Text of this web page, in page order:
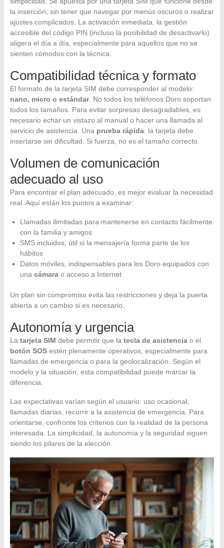
la inserción, sin tener que navegar por menús oscuros o realizar
ajustes complicados. La activación inmediata, la gestión
accesible del código PIN (incluso la posibilidad de desactivarlo)
aligera el día a día, especialmente para aquellos que no se
sienten cómodos con la técnica.
Compatibilidad técnica y formato
El formato de la tarjeta SIM debe corresponder al modelo:
nano, micro o estándar. No todos los teléfonos Doro soportan
todos los tamaños. Para evitar sorpresas desagradables, es
necesario echar un vistazo al manual o hacer una llamada al
servicio de asistencia. Una prueba rápida: la tarjeta debe
insertarse sin dificultad. Si fuerza, no es el tamaño correcto.
Volumen de comunicación
adecuado al uso
Para encontrar el plan adecuado, es mejor evaluar la necesidad
real. Aquí están los puntos a examinar:
Llamadas ilimitadas para mantenerse en contacto fácilmente
con la familia y amigos
SMS incluidos, útil si la mensajería forma parte de los
hábitos
Datos móviles, indispensables para los Doro equipados con
una cámarao acceso a Internet
Un plan sin compromiso evita las restricciones y deja la puerta
abierta a un cambio si es necesario.
Autonomía y urgencia
La tarjeta SIM debe permitir que la tecla de asistenciao el
botón SOSestén plenamente operativos, especialmente para
llamadas de emergencia o para la geolocalización. Según el
modelo y la situación, esta compatibilidad puede marcar la
diferencia.
Las expectativas varían según el usuario: uso ocasional,
llamadas diarias, recurrir a la asistencia de emergencia. Para
orientarse, confronte los criterios con la realidad de la persona
interesada. La simplicidad, la autonomía y la seguridad siguen
siendo los pilares de la elección.